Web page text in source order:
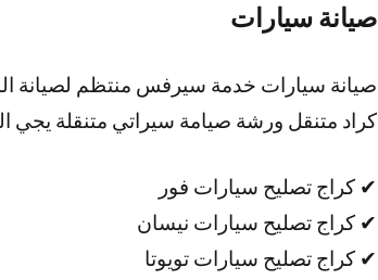
صيانة سيارات
صيانة سيارات خدمة سيرفس منتظم لصيانة
كراد متنقل ورشة صيامة سيراتي متنقلة يجي
✔ كراج تصليح سيارات فور
✔ كراج تصليح سيارات نيسان
✔ كراج تصليح سيارات تويوتا